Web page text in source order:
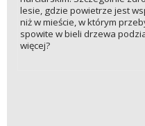
lesie, gdzie powietrze jest
niż w mieście, w którym
spowite w bieli drzewa
więcej?